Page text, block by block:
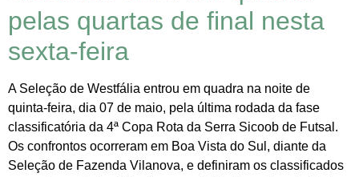
pelas quartas de final nesta
sexta-feira
A Seleção de Westfália entrou em quadra na noite de
quinta-feira, dia 07 de maio, pela última rodada da fase
classificatória da 4ª Copa Rota da Serra Sicoob de Futsal.
Os confrontos ocorreram em Boa Vista do Sul, diante da
Seleção de Fazenda Vilanova, e definiram os classificados